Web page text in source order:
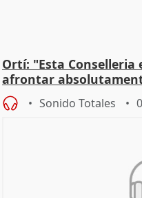
Ortí: "Esta
afrontar
Sonido Totales